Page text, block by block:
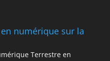
numérique sur la
Terrestre en